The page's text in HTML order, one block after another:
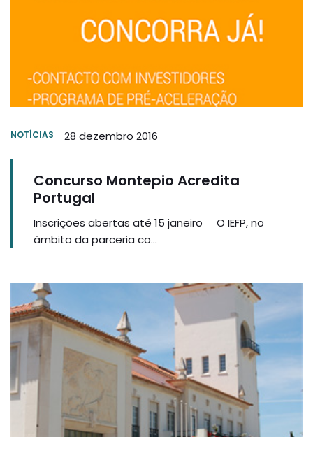
NOTÍCIAS 28 dezembro 2016
Concurso Montepio Acredita
Portugal
Inscrições abertas até 15 janeiro O IEFP, no
âmbito da parceria co...